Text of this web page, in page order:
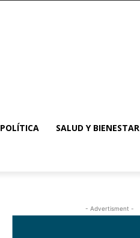
POLÍTICA SALUD Y BIENESTAR
- Advertisment -